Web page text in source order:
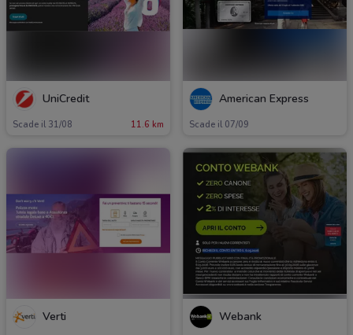
UniCredit
Scade il 31/08 11.6 km
American Express
Scade il 07/09
Verti Webank